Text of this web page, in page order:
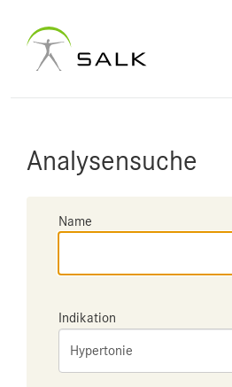
Analysensuche
Name
Indikation
Hypertonie